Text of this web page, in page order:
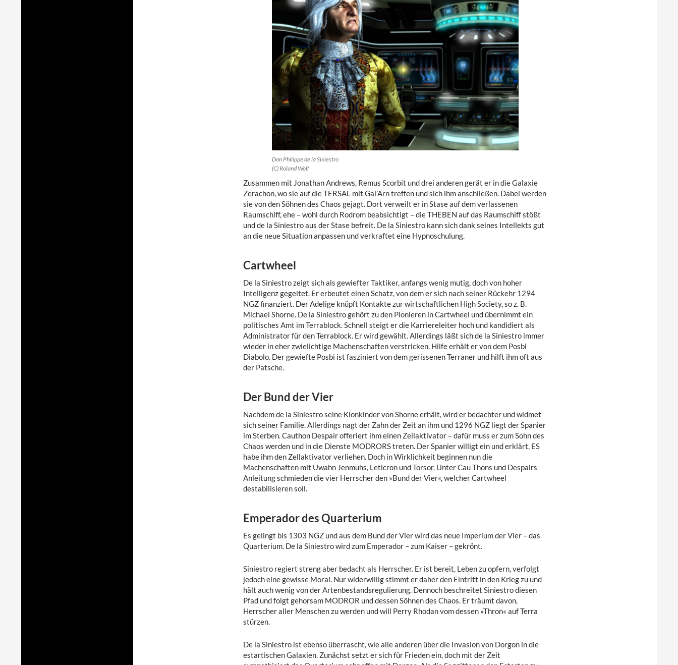
Don Philippe de la Siniestro
(C) Roland Wolf
Zusammen mit Jonathan Andrews, Remus Scorbit und drei anderen gerät er in die Galaxie
Zerachon, wo sie auf die TERSAL mit Gal’Arn treffen und sich ihm anschließen. Dabei werden
sie von den Söhnen des Chaos gejagt. Dort verweilt er in Stase auf dem verlassenen
Raumschiff, ehe – wohl durch Rodrom beabsichtigt – die THEBEN auf das Raumschiff stößt
und de la Siniestro aus der Stase befreit. De la Siniestro kann sich dank seines Intellekts gut
an die neue Situation anpassen und verkraftet eine Hypnoschulung.
Cartwheel
De la Siniestro zeigt sich als gewiefter Taktiker, anfangs wenig mutig, doch von hoher
Intelligenz gegeitet. Er erbeutet einen Schatz, von dem er sich nach seiner Rückehr 1294
NGZ finanziert. Der Adelige knüpft Kontakte zur wirtschaftlichen High Society, so z. B.
Michael Shorne. De la Siniestro gehört zu den Pionieren in Cartwheel und übernimmt ein
politisches Amt im Terrablock. Schnell steigt er die Karriereleiter hoch und kandidiert als
Administrator für den Terrablock. Er wird gewählt. Allerdings läßt sich de la Siniestro immer
wieder in eher zwielichtige Machenschaften verstricken. Hilfe erhält er von dem Posbi
Diabolo. Der gewiefte Posbi ist fasziniert von dem gerissenen Terraner und hilft ihm oft aus
der Patsche.
Der Bund der Vier
Nachdem de la Siniestro seine Klonkinder von Shorne erhält, wird er bedachter und widmet
sich seiner Familie. Allerdings nagt der Zahn der Zeit an ihm und 1296 NGZ liegt der Spanier
im Sterben. Cauthon Despair offeriert ihm einen Zellaktivator – dafür muss er zum Sohn des
Chaos werden und in die Dienste MODRORS treten. Der Spanier willigt ein und erklärt, ES
habe ihm den Zellaktivator verliehen. Doch in Wirklichkeit beginnen nun die
Machenschaften mit Uwahn Jenmuhs, Leticron und Torsor. Unter Cau Thons und Despairs
Anleitung schmieden die vier Herrscher den »Bund der Vier«, welcher Cartwheel
destabilisieren soll.
Emperador des Quarterium
Es gelingt bis 1303 NGZ und aus dem Bund der Vier wird das neue Imperium der Vier – das
Quarterium. De la Siniestro wird zum Emperador – zum Kaiser – gekrönt.
Siniestro regiert streng aber bedacht als Herrscher. Er ist bereit, Leben zu opfern, verfolgt
jedoch eine gewisse Moral. Nur widerwillig stimmt er daher den Eintritt in den Krieg zu und
hält auch wenig von der Artenbestandsregulierung. Dennoch beschreitet Siniestro diesen
Pfad und folgt gehorsam MODROR und dessen Söhnen des Chaos. Er träumt davon,
Herrscher aller Menschen zu werden und will Perry Rhodan vom dessen »Thron« auf Terra
stürzen.
De la Siniestro ist ebenso überrascht, wie alle anderen über die Invasion von Dorgon in die
estartischen Galaxien. Zunächst setzt er sich für Frieden ein, doch mit der Zeit